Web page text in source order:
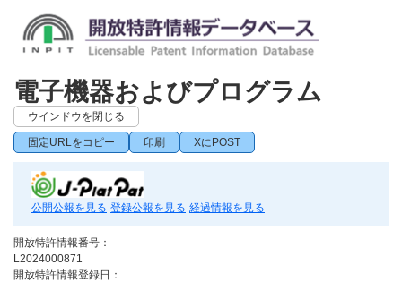
電子機器およびプログラム
ウインドウを閉じる
固定URLをコピー 印刷 XにPOST
公開公報を見る 登録公報を見る 経過情報を見る
開放特許情報番号：
L2024000871
開放特許情報登録日：